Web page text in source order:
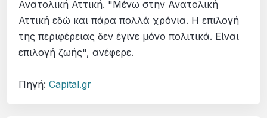
Ανατολική Αττική. "Μένω στην Ανατολική
Αττική εδώ και πάρα πολλά χρόνια. Η επιλογή
της περιφέρειας δεν έγινε μόνο πολιτικά. Είναι
επιλογή ζωής", ανέφερε.
Πηγή:Capital.gr